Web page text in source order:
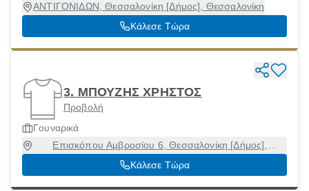
ΑΝΤΙΓΟΝΙΔΩΝ, Θεσσαλονίκη [Δήμος], Θεσσαλονίκη
Κάλεσε Τώρα
3. ΜΠΟΥΖΗΣ ΧΡΗΣΤΟΣ
Προβολή
Γουναρικά
Επισκόπου Αμβροσίου 6, Θεσσαλονίκη [Δήμος],
Θεσσαλονίκη, 54630
Κάλεσε Τώρα